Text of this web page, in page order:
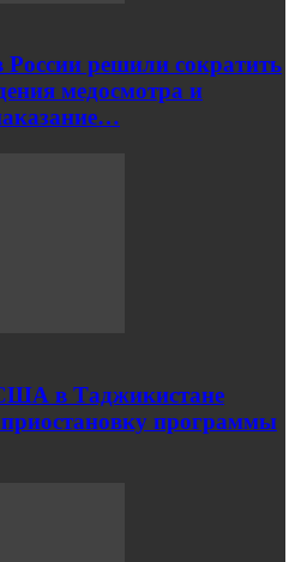
решили сократить
медосмотра и
в Таджикистане
приостановку программы